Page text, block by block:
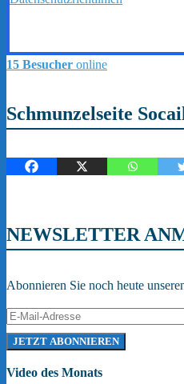
15 Besucher online
Schmunzelseite
NEWSLETTER
Abonnieren Sie noch heute
Video des Monats